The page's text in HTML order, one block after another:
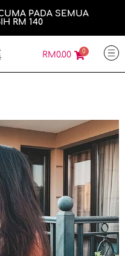
PADA SEMUA
RM 140
RM0.00 0